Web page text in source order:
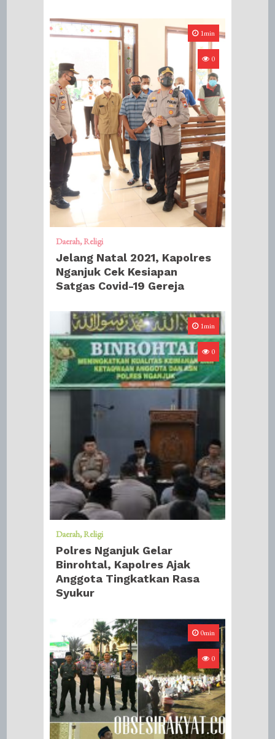
1min
0
Daerah Religi
Jelang Natal 2021, Kapolres
Nganjuk Cek Kesiapan
Satgas Covid-19 Gereja
1min
0
Daerah Religi
Polres Nganjuk Gelar
Binrohtal, Kapolres Ajak
Anggota Tingkatkan Rasa
Syukur
0min
0